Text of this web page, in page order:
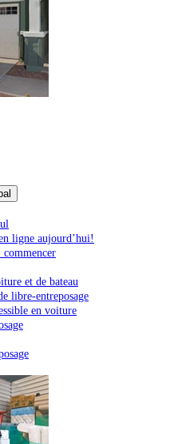
ligne aujourd’hui!
commencer
et de bateau
libre-entreposage
en voiture